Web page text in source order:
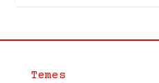
Temes